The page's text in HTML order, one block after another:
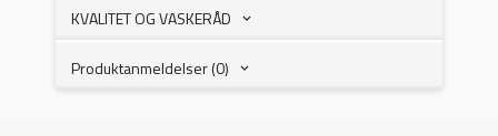
KVALITET OG VASKERÅD
Produktanmeldelser (0)